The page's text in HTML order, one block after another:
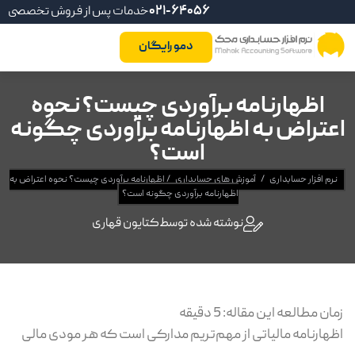
خدمات پس از فروش تخصصی021-64056
دمو رایگان
اظهارنامه برآوردی چیست؟ نحوه
اعتراض به اظهارنامه برآوردی چگونه
است؟
نرم افزار حسابداری / آموزش های حسابداری /اظهارنامه برآوردی چیست؟ نحوه اعتراض به
اظهارنامه برآوردی چگونه است؟
نوشته شده توسطکتایون قهاری
زمان مطالعه این مقاله:5دقیقه
اظهارنامه مالیاتی از مهم‌تریم مدارکی است که هر مودی مالی